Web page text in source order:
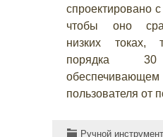
спроектировано
чтобы оно
низких токах,
порядка 30
пользователя от
Ручной инструмент